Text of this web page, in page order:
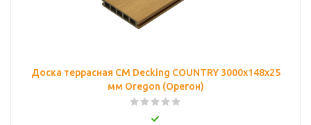
Доска террасная CM Decking COUNTRY 3000x148x25
мм Oregon (Орегон)